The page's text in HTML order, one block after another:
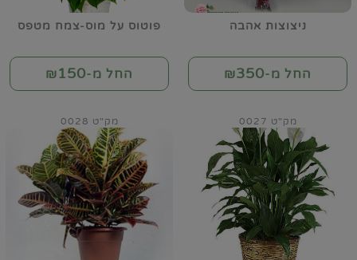
ניצוצות אהבה
החל מ-₪350
פוטוס על מוס-צמח מטפס
החל מ-₪150
מק"ט 0027 מק"ט 0028